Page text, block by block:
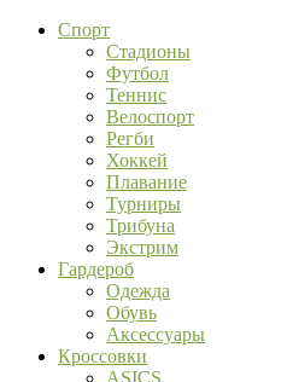
Спорт
Стадионы
Футбол
Теннис
Велоспорт
Регби
Хоккей
Плавание
Турниры
Трибуна
Экстрим
Гардероб
Одежда
Обувь
Аксессуары
Кроссовки
ASICS